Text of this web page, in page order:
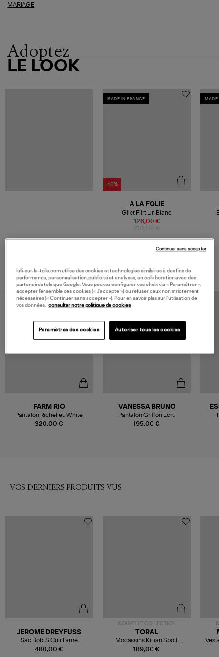
MARIAGE
Adoptez
LE LOOK
MADE IN FRANCE
-40%
126,00 €
A LA FOLIE
Gilet Flirt Lin Blanc
MADE
320,00 €
FARM RIO
Pantalon Richelieu White
195,00 €
VANESSA BRUNO
Pantalon Griffon Ecru
VOS DERNIERS PRODUITS VUS
480,00 €
JEROME DREYFUSS
Sac Bobi S Cuir Lamé
Champagne
NOUVELLE COLLECTION
189,00 €
TORAL
Mocassins Killian Sport
Mousse
lulli-sur-la-toile.com utilise des cookies et technologies similaires à des fins de
performance, personnalisation, publicité et analyses, en collaboration avec des
partenaires tels que Google. Vous pouvez configurer vos choix via « Paramétrer »,
accepter l’ensemble des cookies (« J’accepte ») ou refuser ceux non strictement
nécessaires (« Continuer sans accepter »). Pour en savoir plus sur l’utilisation de
vos données, consulter notre politique de cookies
Paramètres des cookies Autoriser tous les cookies
Continuer sans accepter